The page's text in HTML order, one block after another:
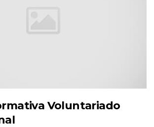
Voluntariado